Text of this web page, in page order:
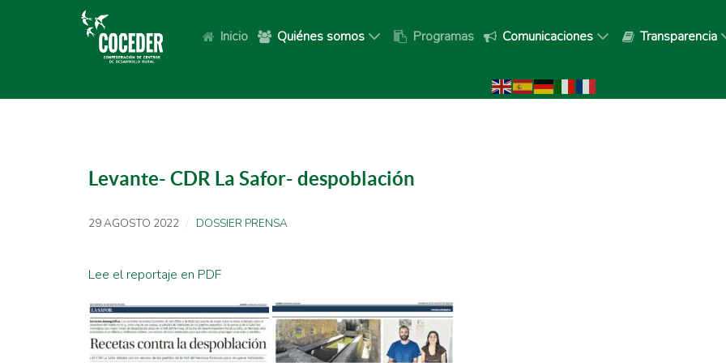
Inicio Quiénes somos Programas Comunicaciones Transparencia
Levante- CDR La Safor- despoblación
29 AGOSTO 2022 DOSSIER PRENSA
Lee el reportaje en PDF